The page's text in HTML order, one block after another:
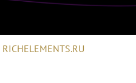
RICHELEMENTS.RU